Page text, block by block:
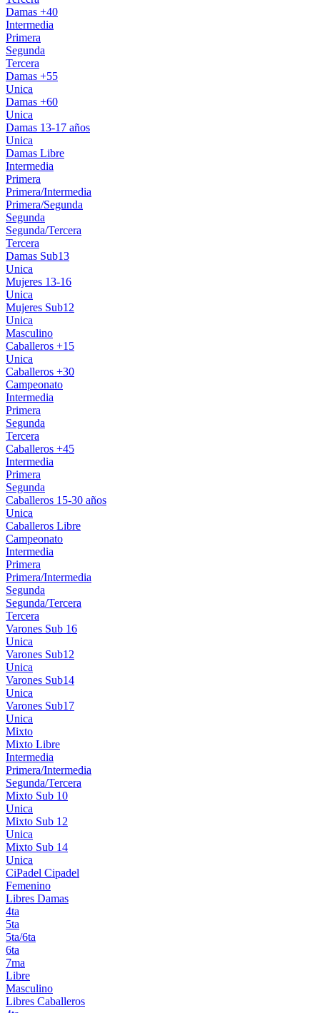
Damas +40
Intermedia
Primera
Segunda
Tercera
Damas +55
Unica
Damas +60
Unica
Damas 13-17 años
Unica
Damas Libre
Intermedia
Primera
Primera/Intermedia
Primera/Segunda
Segunda
Segunda/Tercera
Tercera
Damas Sub13
Unica
Mujeres 13-16
Unica
Mujeres Sub12
Unica
Masculino
Caballeros +15
Unica
Caballeros +30
Campeonato
Intermedia
Primera
Segunda
Tercera
Caballeros +45
Intermedia
Primera
Segunda
Caballeros 15-30 años
Unica
Caballeros Libre
Campeonato
Intermedia
Primera
Primera/Intermedia
Segunda
Segunda/Tercera
Tercera
Varones Sub 16
Unica
Varones Sub12
Unica
Varones Sub14
Unica
Varones Sub17
Unica
Mixto
Mixto Libre
Intermedia
Primera/Intermedia
Segunda/Tercera
Mixto Sub 10
Unica
Mixto Sub 12
Unica
Mixto Sub 14
Unica
CiPadel Cipadel
Femenino
Libres Damas
4ta
5ta
5ta/6ta
6ta
7ma
Libre
Masculino
Libres Caballeros